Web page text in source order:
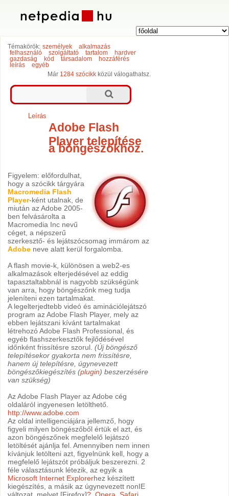
Témakörök: személyek
alkalmazás
felhasználó
szolgáltató tartalom
hardver
gazdaság
kód társadalom
hozzáférés
leírás
egyéb
Már 1284 szócikk közül válogathatsz.
Leírás
Adobe Flash
Player telepítése
a böngészőkhöz.
Figyelem: előfordulhat,
hogy a szócikk tárgyára
Macromedia Flash
Player-ként utalnak, de
miután az Adobe 2005-
ben felvásárolta a
Macromedia Inc nevű
céget, a népszerű
szerkesztő- és lejátszócsomag immárom az
Adobe neve alatt kerül forgalomba.
A flash movie-k, különösen a web2-es
alkalmazások elterjedésével az eddig
tapasztaltabbnál is nagyobb szükségünk
van arra, hogy böngészőnk meg tudja
jeleníteni ezen tartalmakat.
A legelterjedtebb videó és aminációlejátszó
program az Adobe Flash Player, mely az
ebben lejátszani kívánt tartalmakat
létrehozó Adobe Flash Professional, és
egyéb flashszerkesztők fejlődésével
időnként frissítésre szorul.(Új böngésző
telepítésekor gyakorta nem frissítésre,
hanem új telepítésre, úgynevezett
böngészőkiegészítés (plugin) beszerzésére
van szükség)
Az Adobe Flash Player az Adobe cég
oldaláról ingyenesen letölthető.
http://www.adobe.com
Az oldal intelligenciájára jellemző, hogy
figyeli milyen böngészőből értük el azt, és
azon böngészőnek megfelelő lejátszó
letöltését ajánlja fel. Amennyiben nem innen
kívánjuk letölteni azt, figyelnünk kell, hogy a
megfelelő lejátszót próbáljuk beszerezni. 2
féle választásunk létezik, az egyik a
Microsoft Internet Explorerhez készített
kiegészítés, a másik az úgynevezett nonIE